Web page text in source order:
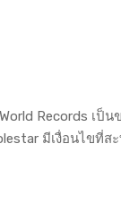
Records เป็น
มีเงื่อนไขที่ส